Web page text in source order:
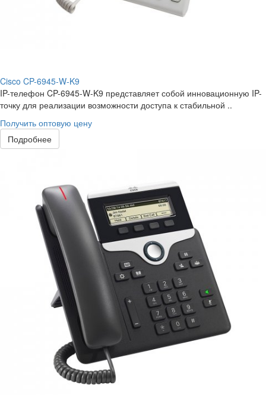
Cisco CP-6945-W-K9
IP-телефон CP-6945-W-K9 представляет собой инновационную IP-
точку для реализации возможности доступа к стабильной ..
Получить оптовую цену
Подробнее